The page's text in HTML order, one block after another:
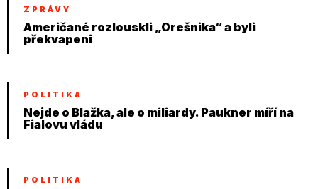
ZPRÁVY
Američané rozlouskli „Orešnika“ a byli
překvapeni
POLITIKA
Nejde o Blažka, ale o miliardy. Paukner míří na
Fialovu vládu
POLITIKA